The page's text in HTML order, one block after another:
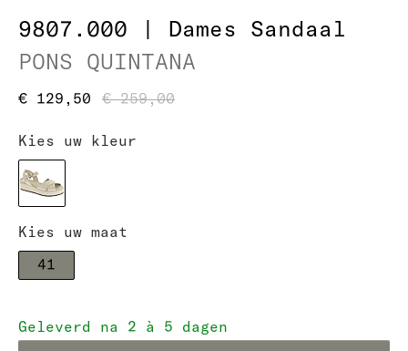
9807.000 | Dames Sandaal
PONS QUINTANA
€ 259,00
€ 129,50
Kies uw kleur
Kies uw maat
41
Geleverd na 2 à 5 dagen